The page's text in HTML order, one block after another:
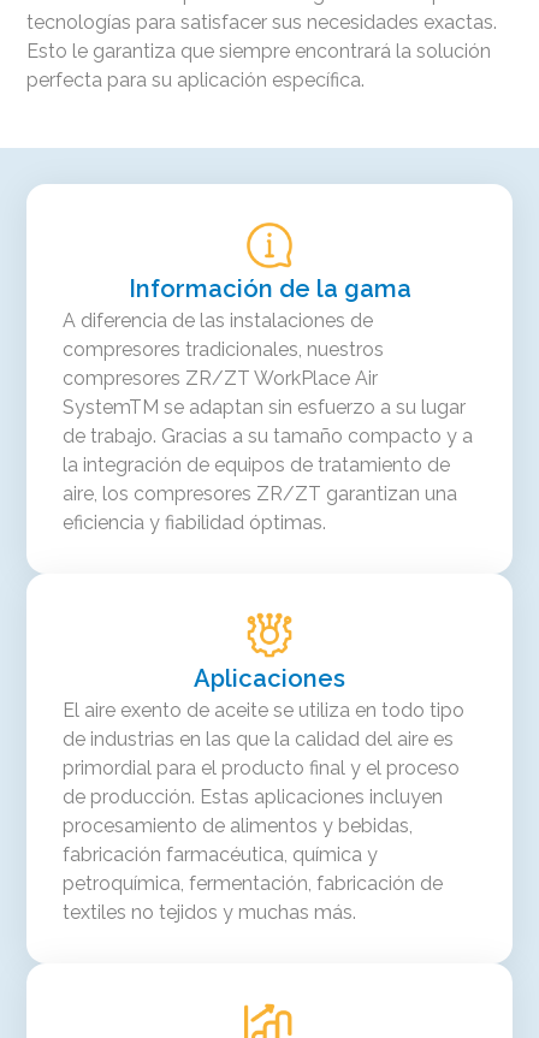
tecnologías para satisfacer sus necesidades exactas.
Esto le garantiza que siempre encontrará la solución
perfecta para su aplicación específica.
Información de la gama
A diferencia de las instalaciones de
compresores tradicionales, nuestros
compresores ZR/ZT WorkPlace Air
SystemTM se adaptan sin esfuerzo a su lugar
de trabajo. Gracias a su tamaño compacto y a
la integración de equipos de tratamiento de
aire, los compresores ZR/ZT garantizan una
eficiencia y fiabilidad óptimas.
Aplicaciones
El aire exento de aceite se utiliza en todo tipo
de industrias en las que la calidad del aire es
primordial para el producto final y el proceso
de producción. Estas aplicaciones incluyen
procesamiento de alimentos y bebidas,
fabricación farmacéutica, química y
petroquímica, fermentación, fabricación de
textiles no tejidos y muchas más.